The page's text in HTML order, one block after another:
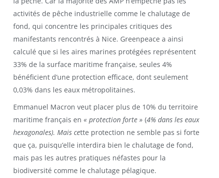
activités de pêche industrielle comme le chalutage de
fond, qui concentre les principales critiques des
manifestants rencontrés à Nice. Greenpeace a ainsi
calculé que si les aires marines protégées représentent
33% de la surface maritime française, seules 4%
bénéficient d’une protection efficace, dont seulement
0,03% dans les eaux métropolitaines.
Emmanuel Macron veut placer plus de 10% du territoire
maritime français en « protection forte » (4% dans les eaux
hexagonales). Mais cette protection ne semble pas si forte
que ça, puisqu’elle interdira bien le chalutage de fond,
mais pas les autres pratiques néfastes pour la
biodiversité comme le chalutage pélagique.